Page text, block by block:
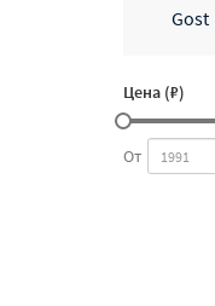
Gost
Цена (₽)
От